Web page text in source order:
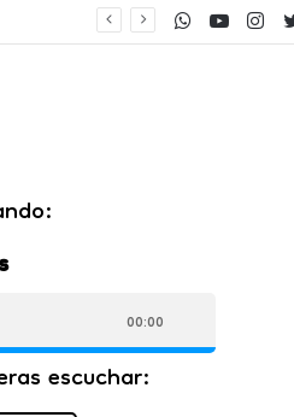
WhatsApp